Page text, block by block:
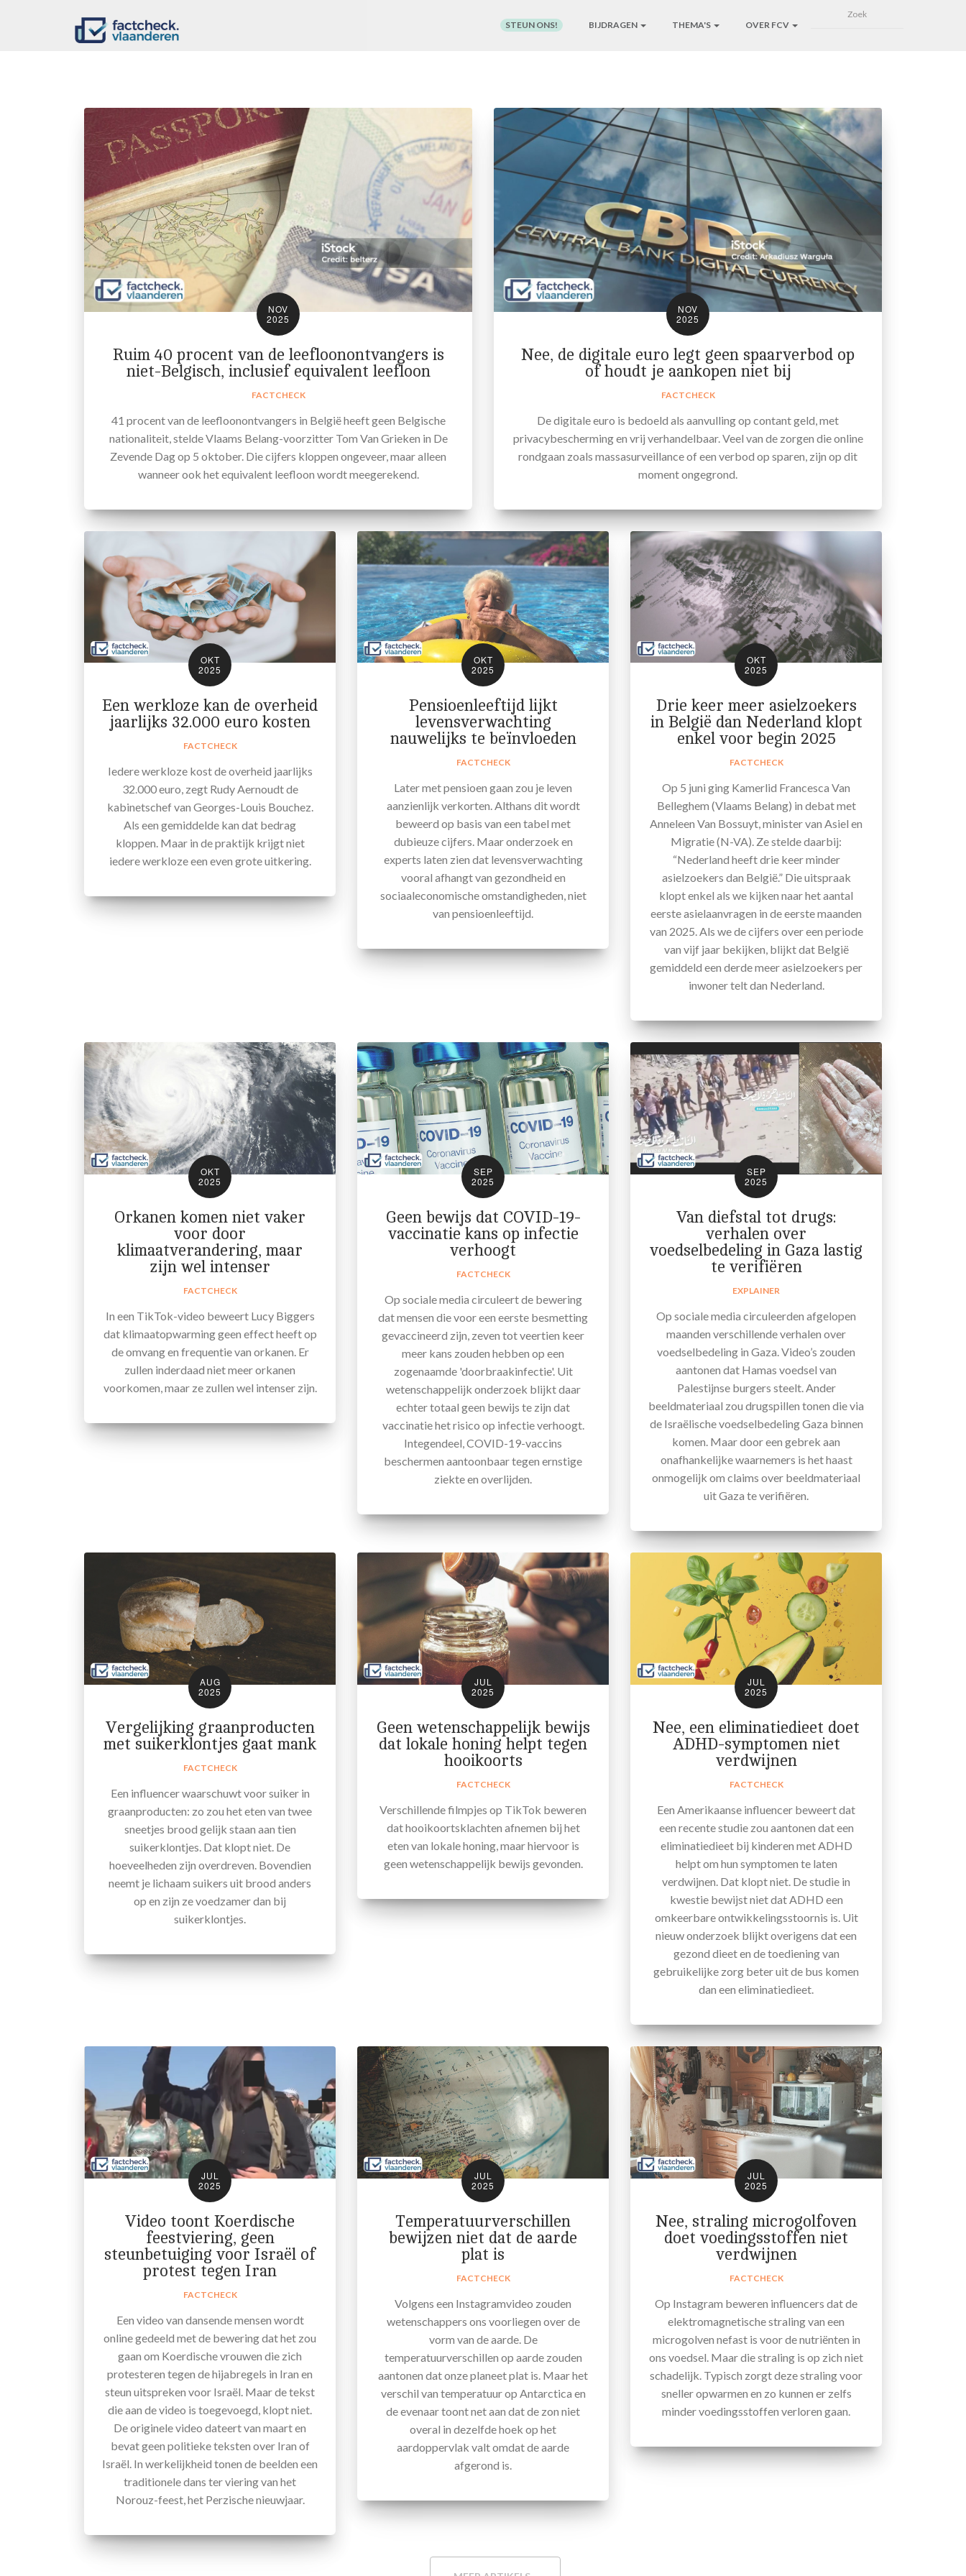
STEUN ONS! BIJDRAGEN THEMA'S OVER FCV
NOV
2025
Ruim 40 procent van de leefloonontvangers is
niet-Belgisch, inclusief equivalent leefloon
FACTCHECK
41 procent van de leefloonontvangers in België heeft geen Belgische
nationaliteit, stelde Vlaams Belang-voorzitter Tom Van Grieken in De
Zevende Dag op 5 oktober. Die cijfers kloppen ongeveer, maar alleen
wanneer ook het equivalent leefloon wordt meegerekend.
NOV
2025
Nee, de digitale euro legt geen spaarverbod op
of houdt je aankopen niet bij
FACTCHECK
De digitale euro is bedoeld als aanvulling op contant geld, met
privacybescherming en vrij verhandelbaar. Veel van de zorgen die online
rondgaan zoals massasurveillance of een verbod op sparen, zijn op dit
moment ongegrond.
OKT
2025
Een werkloze kan de overheid
jaarlijks 32.000 euro kosten
FACTCHECK
Iedere werkloze kost de overheid jaarlijks
32.000 euro, zegt Rudy Aernoudt de
kabinetschef van Georges-Louis Bouchez.
Als een gemiddelde kan dat bedrag
kloppen. Maar in de praktijk krijgt niet
iedere werkloze een even grote uitkering.
OKT
2025
Pensioenleeftijd lijkt
levensverwachting
nauwelijks te beïnvloeden
FACTCHECK
Later met pensioen gaan zou je leven
aanzienlijk verkorten. Althans dit wordt
beweerd op basis van een tabel met
dubieuze cijfers. Maar onderzoek en
experts laten zien dat levensverwachting
vooral afhangt van gezondheid en
sociaaleconomische omstandigheden, niet
van pensioenleeftijd.
OKT
2025
Drie keer meer asielzoekers
in België dan Nederland klopt
enkel voor begin 2025
FACTCHECK
Op 5 juni ging Kamerlid Francesca Van
Belleghem (Vlaams Belang) in debat met
Anneleen Van Bossuyt, minister van Asiel en
Migratie (N-VA). Ze stelde daarbij:
“Nederland heeft drie keer minder
asielzoekers dan België.” Die uitspraak
klopt enkel als we kijken naar het aantal
eerste asielaanvragen in de eerste maanden
van 2025. Als we de cijfers over een periode
van vijf jaar bekijken, blijkt dat België
gemiddeld een derde meer asielzoekers per
inwoner telt dan Nederland.
OKT
2025
Orkanen komen niet vaker
voor door
klimaatverandering, maar
zijn wel intenser
FACTCHECK
In een TikTok-video beweert Lucy Biggers
dat klimaatopwarming geen effect heeft op
de omvang en frequentie van orkanen. Er
zullen inderdaad niet meer orkanen
voorkomen, maar ze zullen wel intenser zijn.
SEP
2025
Geen bewijs dat COVID-19-
vaccinatie kans op infectie
verhoogt
FACTCHECK
Op sociale media circuleert de bewering
dat mensen die voor een eerste besmetting
gevaccineerd zijn, zeven tot veertien keer
meer kans zouden hebben op een
zogenaamde 'doorbraakinfectie'. Uit
wetenschappelijk onderzoek blijkt daar
echter totaal geen bewijs te zijn dat
vaccinatie het risico op infectie verhoogt.
Integendeel, COVID-19-vaccins
beschermen aantoonbaar tegen ernstige
ziekte en overlijden.
SEP
2025
Van diefstal tot drugs:
verhalen over
voedselbedeling in Gaza lastig
te verifiëren
EXPLAINER
Op sociale media circuleerden afgelopen
maanden verschillende verhalen over
voedselbedeling in Gaza. Video’s zouden
aantonen dat Hamas voedsel van
Palestijnse burgers steelt. Ander
beeldmateriaal zou drugspillen tonen die via
de Israëlische voedselbedeling Gaza binnen
komen. Maar door een gebrek aan
onafhankelijke waarnemers is het haast
onmogelijk om claims over beeldmateriaal
uit Gaza te verifiëren.
AUG
2025
Vergelijking graanproducten
met suikerklontjes gaat mank
FACTCHECK
Een influencer waarschuwt voor suiker in
graanproducten: zo zou het eten van twee
sneetjes brood gelijk staan aan tien
suikerklontjes. Dat klopt niet. De
hoeveelheden zijn overdreven. Bovendien
neemt je lichaam suikers uit brood anders
op en zijn ze voedzamer dan bij
suikerklontjes.
JUL
2025
Geen wetenschappelijk bewijs
dat lokale honing helpt tegen
hooikoorts
FACTCHECK
Verschillende filmpjes op TikTok beweren
dat hooikoortsklachten afnemen bij het
eten van lokale honing, maar hiervoor is
geen wetenschappelijk bewijs gevonden.
JUL
2025
Nee, een eliminatiedieet doet
ADHD-symptomen niet
verdwijnen
FACTCHECK
Een Amerikaanse influencer beweert dat
een recente studie zou aantonen dat een
eliminatiedieet bij kinderen met ADHD
helpt om hun symptomen te laten
verdwijnen. Dat klopt niet. De studie in
kwestie bewijst niet dat ADHD een
omkeerbare ontwikkelingsstoornis is. Uit
nieuw onderzoek blijkt overigens dat een
gezond dieet en de toediening van
gebruikelijke zorg beter uit de bus komen
dan een eliminatiedieet.
JUL
2025
Video toont Koerdische
feestviering, geen
steunbetuiging voor Israël of
protest tegen Iran
FACTCHECK
Een video van dansende mensen wordt
online gedeeld met de bewering dat het zou
gaan om Koerdische vrouwen die zich
protesteren tegen de hijabregels in Iran en
steun uitspreken voor Israël. Maar de tekst
die aan de video is toegevoegd, klopt niet.
De originele video dateert van maart en
bevat geen politieke teksten over Iran of
Israël. In werkelijkheid tonen de beelden een
traditionele dans ter viering van het
Norouz-feest, het Perzische nieuwjaar.
JUL
2025
Temperatuurverschillen
bewijzen niet dat de aarde
plat is
FACTCHECK
Volgens een Instagramvideo zouden
wetenschappers ons voorliegen over de
vorm van de aarde. De
temperatuurverschillen op aarde zouden
aantonen dat onze planeet plat is. Maar het
verschil van temperatuur op Antarctica en
de evenaar toont net aan dat de zon niet
overal in dezelfde hoek op het
aardoppervlak valt omdat de aarde
afgerond is.
JUL
2025
Nee, straling microgolfoven
doet voedingsstoffen niet
verdwijnen
FACTCHECK
Op Instagram beweren influencers dat de
elektromagnetische straling van een
microgolven nefast is voor de nutriënten in
ons voedsel. Maar die straling is op zich niet
schadelijk. Typisch zorgt deze straling voor
sneller opwarmen en zo kunnen er zelfs
minder voedingsstoffen verloren gaan.